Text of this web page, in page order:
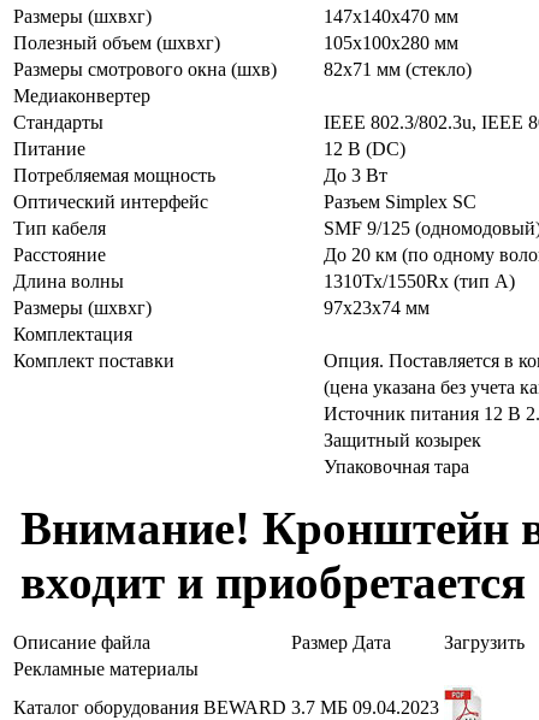
Размеры (шхвхг)
147х140х470 мм
Полезный объем (шхвхг)
105x100x280 мм
Размеры смотрового окна (шхв)
82x71 мм (стекло)
Медиаконвертер
Стандарты
IEEE 802.3/802.3u, IEEE
Питание
12 В (DC)
Потребляемая мощность
До 3 Вт
Оптический интерфейс
Разъем Simplex SC
Тип кабеля
SMF 9/125
Расстояние
До 20 км (по одному
Длина волны
1310Тх/1550Rx (тип А)
Размеры (шхвхг)
97х23х74 мм
Комплектация
Комплект поставки
Опция. Поставляется в
(цена указана без учета
Источник питания 12 В
Защитный козырек
Упаковочная тара
Внимание! Кронштейн
входит и
Описание файла Размер Дата
Загрузить
Рекламные материалы
Каталог оборудования BEWARD 3.7 МБ 09.04.2023